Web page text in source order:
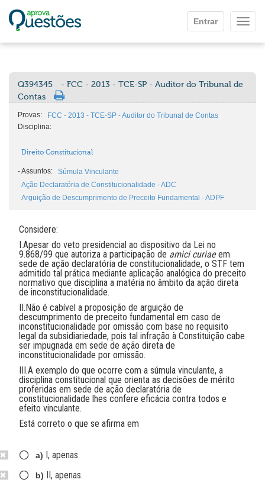
Entrar
Q394345
- FCC - 2013 - TCE-SP - Auditor do Tribunal de
Contas
Provas:
FCC - 2013 - TCE-SP - Auditor do Tribunal de Contas
Disciplina:
Direito Constitucional
-Assuntos:
Súmula Vinculante
Ação Declaratória de Constitucionalidade - ADC
Arguição de Descumprimento de Preceito Fundamental - ADPF
Considere:
I.Apesar do veto presidencial ao dispositivo da Lei no
9.868/99 que autoriza a participação de amici curiaeem
sede de ação declaratória de constitucionalidade, o STF tem
admitido tal prática mediante aplicação analógica do preceito
normativo que disciplina a matéria no âmbito da ação direta
de inconstitucionalidade.
II.Não é cabível a proposição de arguição de
descumprimento de preceito fundamental em caso de
inconstitucionalidade por omissão com base no requisito
legal da subsidiariedade, pois tal infração à Constituição cabe
ser impugnada em sede de ação direta de
inconstitucionalidade por omissão.
III.A exemplo do que ocorre com a súmula vinculante, a
disciplina constitucional que orienta as decisões de mérito
proferidas em sede de ação declaratória de
constitucionalidade lhes confere eficácia contra todos e
efeito vinculante.
Está correto o que se afirma em
a) I, apenas.
b) II, apenas.